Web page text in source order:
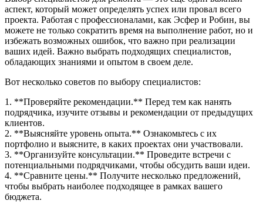
аспект, который может определять успех или провал всего
проекта. Работая с профессионалами, как Эсфер и Робин, вы
можете не только сократить время на выполнение работ, но и
избежать возможных ошибок, что важно при реализации
ваших идей. Важно выбрать подходящих специалистов,
обладающих знаниями и опытом в своем деле.
Вот несколько советов по выбору специалистов:
1. **Проверяйте рекомендации.** Перед тем как нанять
подрядчика, изучите отзывы и рекомендации от предыдущих
клиентов.
2. **Выясняйте уровень опыта.** Ознакомьтесь с их
портфолио и выясните, в каких проектах они участвовали.
3. **Организуйте консультации.** Проведите встречи с
потенциальными подрядчиками, чтобы обсудить ваши идеи.
4. **Сравните цены.** Получите несколько предложений,
чтобы выбрать наиболее подходящее в рамках вашего
бюджета.